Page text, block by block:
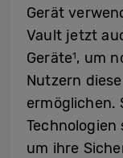
Gerät
Vault jetzt
Geräte1, um
Nutzern
ermöglichen.
um ihre